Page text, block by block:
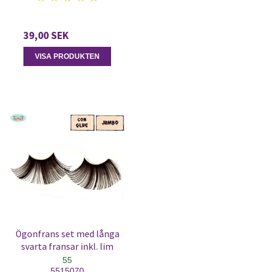
39,00 SEK
VISA PRODUKTEN
Ögonfrans set med långa
svarta fransar inkl. lim
55